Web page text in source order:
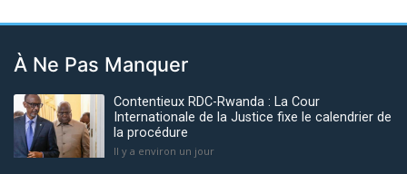
À Ne Pas Manquer
Contentieux RDC-Rwanda : La Cour
Internationale de la Justice fixe le calendrier de
la procédure
Il y a environ un jour